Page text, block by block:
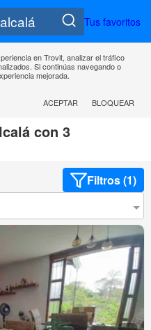
Tus favoritos
en Trovit, analizar el tráfico
Si continúas navegando o
mejorada.
ACEPTAR
BLOQUEAR
con 3
Filtros (1)